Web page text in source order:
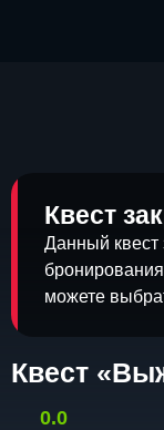
Квест
Данный квест
можете
Квест
0.0